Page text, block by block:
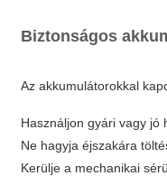
Biztonságos
Az akkumulátorokkal
Használjon gyári vagy jó
Ne hagyja éjszakára
Kerülje a mechanikai